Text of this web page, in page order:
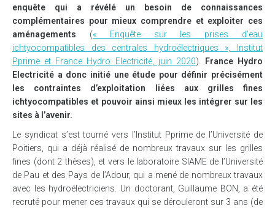
enquête qui a révélé un besoin de connaissances
complémentaires pour mieux comprendre et exploiter ces
aménagements (« Enquête sur les prises d’eau
ichtyocompatibles des centrales hydroélectriques », Institut
Pprime et France Hydro Electricité, juin 2020).
France Hydro
Electricité a donc initié une étude pour définir précisément
les contraintes d’exploitation liées aux grilles fines
ichtyocompatibles et pouvoir ainsi mieux les intégrer sur les
sites à l’avenir.
Le syndicat s’est tourné vers l’Institut Pprime de l’Université de
Poitiers, qui a déjà réalisé de nombreux travaux sur les grilles
fines (dont 2 thèses), et vers le laboratoire SIAME de l’Université
de Pau et des Pays de l’Adour, qui a mené de nombreux travaux
avec les hydroélectriciens. Un doctorant, Guillaume BON, a été
recruté pour mener ces travaux qui se dérouleront sur 3 ans (de